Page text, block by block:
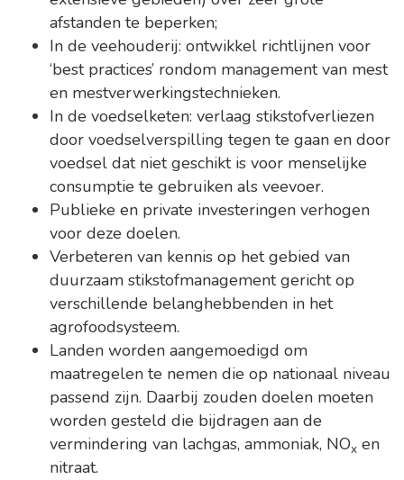
afstanden te beperken;
In de veehouderij: ontwikkel richtlijnen voor
‘best practices’ rondom management van mest
en mestverwerkingstechnieken.
In de voedselketen: verlaag stikstofverliezen
door voedselverspilling tegen te gaan en door
voedsel dat niet geschikt is voor menselijke
consumptie te gebruiken als veevoer.
Publieke en private investeringen verhogen
voor deze doelen.
Verbeteren van kennis op het gebied van
duurzaam stikstofmanagement gericht op
verschillende belanghebbenden in het
agrofoodsysteem.
Landen worden aangemoedigd om
maatregelen te nemen die op nationaal niveau
passend zijn. Daarbij zouden doelen moeten
worden gesteld die bijdragen aan de
vermindering van lachgas, ammoniak, NOx en
nitraat.